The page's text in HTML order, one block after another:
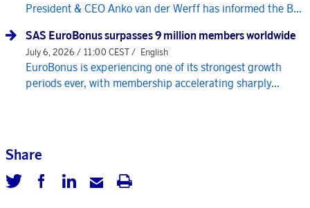
President & CEO Anko van der Werff has informed the B...
SAS EuroBonus surpasses 9 million members worldwide
July 6, 2026 / 11:00 CEST / English
EuroBonus is experiencing one of its strongest growth
periods ever, with membership accelerating sharply...
Share